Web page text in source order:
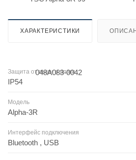
ХАРАКТЕРИСТИКИ
Защита от пыли и влаги
IP54
Модель
Alpha-3R
Интерфейс подключения
Bluetooth , USB